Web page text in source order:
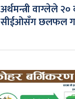
अर्थमन्त्री वाग्लेले
सीईओसँग छलफल